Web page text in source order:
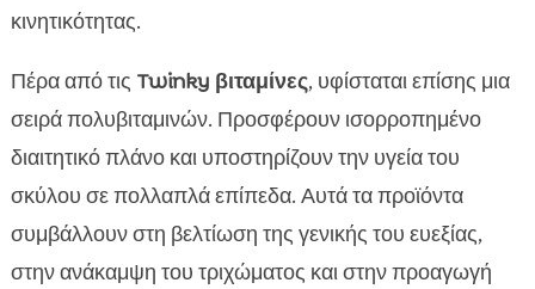
κινητικότητας.
Πέρα από τις Twinky βιταμίνες, υφίσταται επίσης μια
σειρά πολυβιταμινών. Προσφέρουν ισορροπημένο
διαιτητικό πλάνο και υποστηρίζουν την υγεία του
σκύλου σε πολλαπλά επίπεδα. Αυτά τα προϊόντα
συμβάλλουν στη βελτίωση της γενικής του ευεξίας,
στην ανάκαμψη του τριχώματος και στην προαγωγή